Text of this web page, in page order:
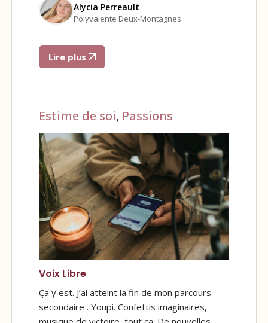
Alycia Perreault
Polyvalente Deux-Montagnes
Lire plus
Estime de soi, Passions
Voix Libre
Ça y est. J’ai atteint la fin de mon parcours
secondaire . Youpi. Confettis imaginaires,